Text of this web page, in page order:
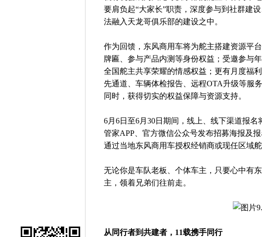
要肩负起“大家长”职责，深度参与到社群建
法融入天龙哥俱乐部的建设之中。
作为回馈，东风商用车将为舵主搭建资源平
牌匾、参与产品内测等身份权益；受邀参与
全国舵主共享荣耀的情感权益；更有月度福
先通道、车辆体检报告、远程OTA升级等服
同时，获得切实的权益保障与资源支持。
6月6日至6月30日期间，线上、线下渠道报
管家APP、官方微信公众号发布招募海报及
通过当地东风商用车授权经销商或现任区域舵
无论你是车队老板、个体车主，只要心中有
主，领着兄弟们往前走。
从同行者到共建者，11载携手同行